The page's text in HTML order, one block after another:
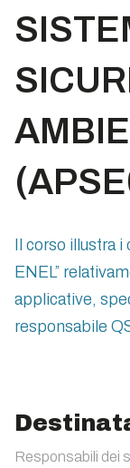
Il corso illustra
ENEL”
applicative,
responsabile
Responsabili dei